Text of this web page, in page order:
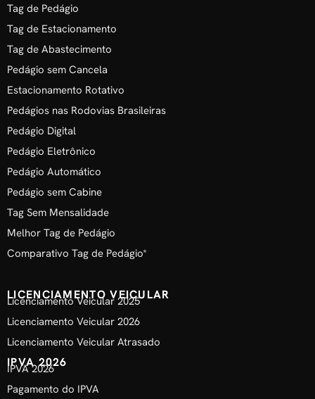
Tag de Pedágio
Tag de Estacionamento
Tag de Abastecimento
Pedágio sem Cancela
Estacionamento Rotativo
Pedágios nas Rodovias Brasileiras
Pedágio Digital
Pedágio Eletrônico
Pedágio Automático
Pedágio sem Cabine
Tag Sem Mensalidade
Melhor Tag de Pedágio
Comparativo Tag de Pedágio*
LICENCIAMENTO VEICULAR
Licenciamento Veicular 2025
Licenciamento Veicular 2026
Licenciamento Veicular Atrasado
IPVA 2026
IPVA 2026
Pagamento do IPVA